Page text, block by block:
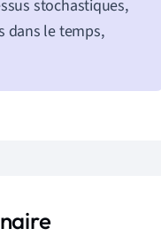
stochastiques,
dans le temps,